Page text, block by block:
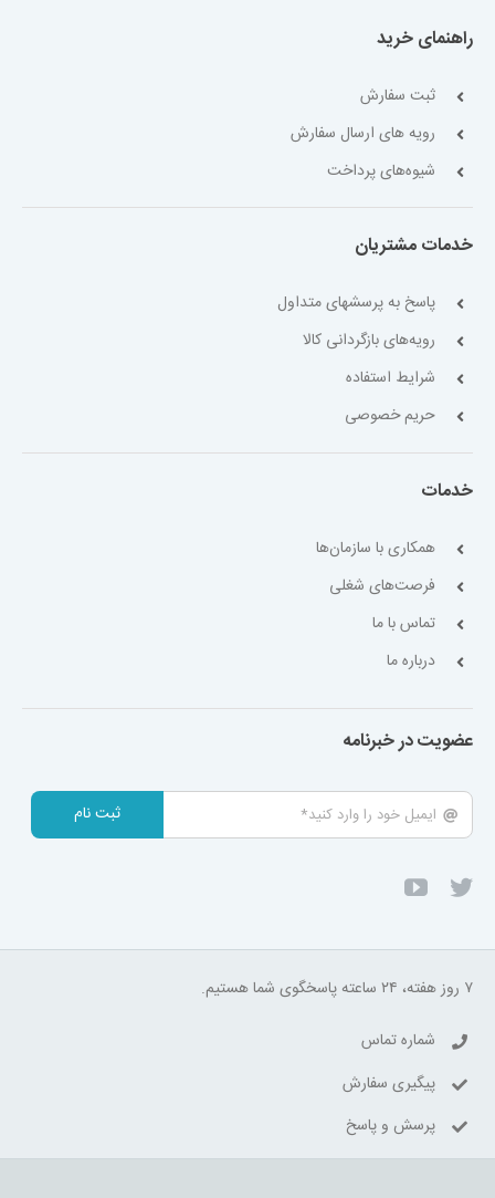
راهنمای خرید
ثبت سفارش
رویه های ارسال سفارش
شیوه‌های پرداخت
خدمات مشتریان
پاسخ به پرسشهای متداول
رویه‌های بازگردانی کالا
شرایط استفاده
حریم خصوصی
خدمات
همکاری با سازمان‌ها
فرصت‌های شغلی
تماس با ما
درباره ما
عضویت در خبرنامه
ثبت نام
۷ روز هفته، ۲۴ ساعته پاسخگوی شما هستیم.
شماره تماس
پیگیری سفارش
پرسش و پاسخ